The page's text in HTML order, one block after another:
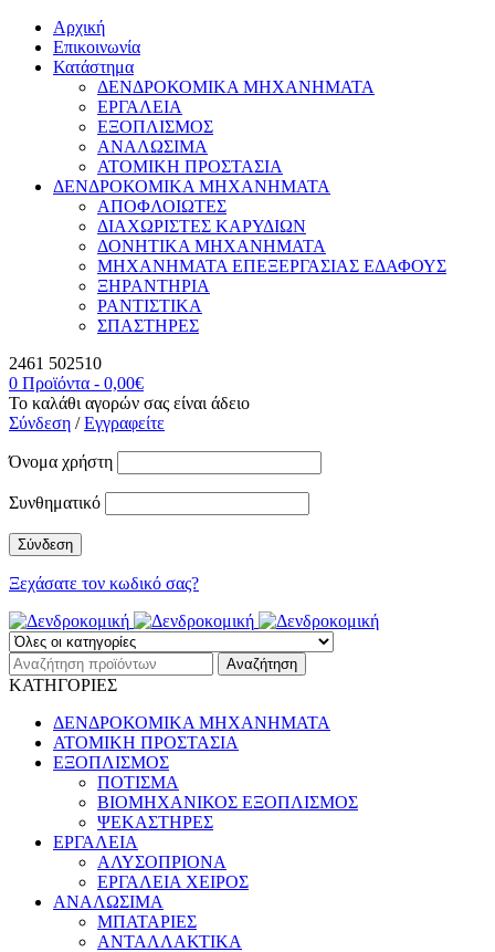
Αρχική
Επικοινωνία
Κατάστημα
ΔΕΝΔΡΟΚΟΜΙΚΑ ΜΗΧΑΝΗΜΑΤΑ
ΕΡΓΑΛΕΙΑ
ΕΞΟΠΛΙΣΜΟΣ
ΑΝΑΛΩΣΙΜΑ
ΑΤΟΜΙΚΗ ΠΡΟΣΤΑΣΙΑ
ΔΕΝΔΡΟΚΟΜΙΚΑ ΜΗΧΑΝΗΜΑΤΑ
ΑΠΟΦΛΟΙΩΤΕΣ
ΔΙΑΧΩΡΙΣΤΕΣ ΚΑΡΥΔΙΩΝ
ΔΟΝΗΤΙΚΑ ΜΗΧΑΝΗΜΑΤΑ
ΜΗΧΑΝΗΜΑΤΑ ΕΠΕΞΕΡΓΑΣΙΑΣ ΕΔΑΦΟΥΣ
ΞΗΡΑΝΤΗΡΙΑ
ΡΑΝΤΙΣΤΙΚΑ
ΣΠΑΣΤΗΡΕΣ
2461 502510
0 Προϊόντα - 0,00€
Το καλάθι αγορών σας είναι άδειο
Σύνδεση /Εγγραφείτε
Όνομα χρήστη
Συνθηματικό
Ξεχάσατε τον κωδικό σας?
ΚΑΤΗΓΟΡΙΕΣ
ΔΕΝΔΡΟΚΟΜΙΚΑ ΜΗΧΑΝΗΜΑΤΑ
ΑΤΟΜΙΚΗ ΠΡΟΣΤΑΣΙΑ
ΕΞΟΠΛΙΣΜΟΣ
ΠΟΤΙΣΜΑ
ΒΙΟΜΗΧΑΝΙΚΟΣ ΕΞΟΠΛΙΣΜΟΣ
ΨΕΚΑΣΤΗΡΕΣ
ΕΡΓΑΛΕΙΑ
ΑΛΥΣΟΠΡΙΟΝΑ
ΕΡΓΑΛΕΙΑ ΧΕΙΡΟΣ
ΑΝΑΛΩΣΙΜΑ
ΜΠΑΤΑΡΙΕΣ
ΑΝΤΑΛΛΑΚΤΙΚΑ